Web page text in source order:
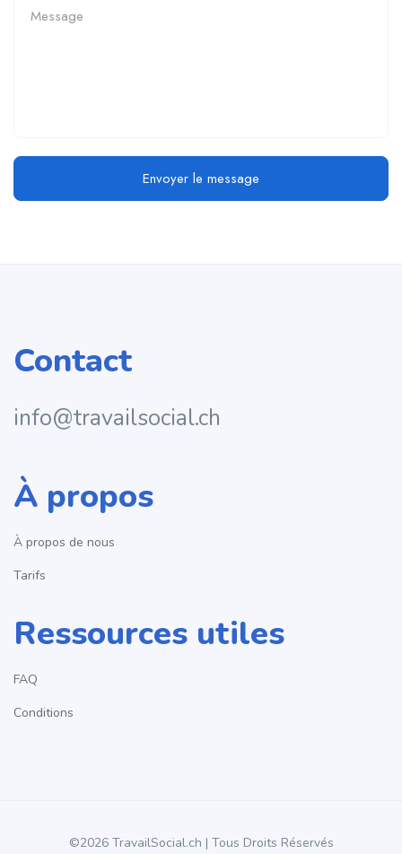
Envoyer le message
Contact
info@travailsocial.ch
À propos
À propos de nous
Tarifs
Ressources utiles
FAQ
Conditions
©2026 TravailSocial.ch | Tous Droits Réservés